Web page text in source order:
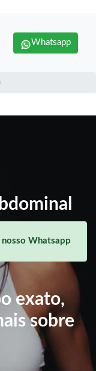
Whatsapp
Whatsapp
exato,
sobre